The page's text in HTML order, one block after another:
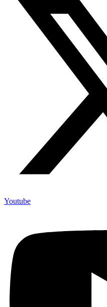
Youtube